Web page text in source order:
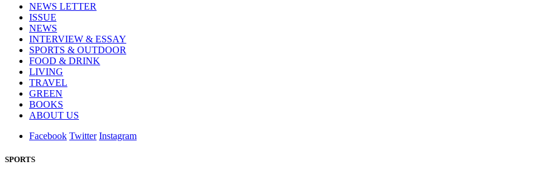
NEWS LETTER
ISSUE
NEWS
INTERVIEW & ESSAY
SPORTS & OUTDOOR
FOOD & DRINK
LIVING
TRAVEL
GREEN
BOOKS
ABOUT US
Facebook Twitter Instagram
SPORTS